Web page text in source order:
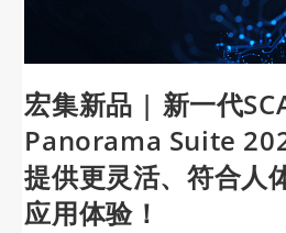
宏集新品 | 新一代
Panorama Suite
提供更灵活、符合人
应用体验！